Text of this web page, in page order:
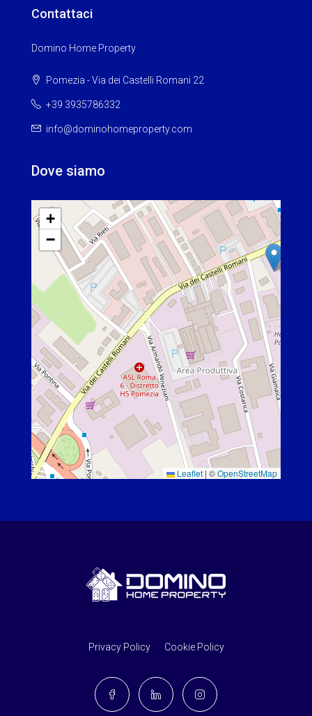
Contattaci
Domino Home Property
Pomezia - Via dei Castelli Romani 22
+39 3935786332
info@dominohomeproperty.com
Dove siamo
+
−
Leaflet | ©OpenStreetMap
Privacy Policy Cookie Policy